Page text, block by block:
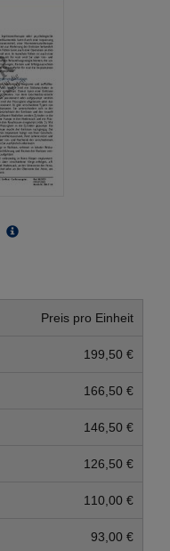
Preis pro Einheit
199,50 €
166,50 €
146,50 €
126,50 €
110,00 €
93,00 €